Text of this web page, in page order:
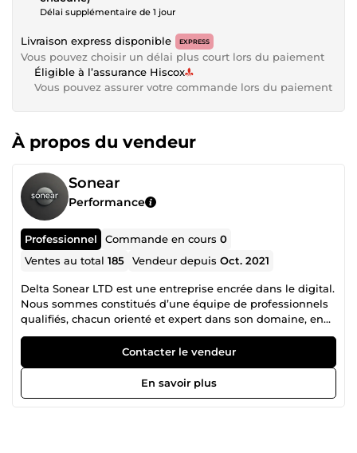
Délai supplémentaire de 1 jour
Livraison express disponible EXPRESS
Vous pouvez choisir un délai plus court lors du paiement
Éligible à l’assurance Hiscox
Vous pouvez assurer votre commande lors du paiement
À propos du vendeur
Sonear
Performance
Professionnel Commande en cours0
Ventes au total185 Vendeur depuisOct. 2021
Delta Sonear LTD est une entreprise encrée dans le digital.
Nous sommes constitués d’une équipe de professionnels
qualifiés, chacun orienté et expert dans son domaine, en
collaboration mutuelle pour un accompagnement
irréprochable dans la réalisation de vos projets. N’hésitez
donc pas à consulter la liste des différents services que
nous proposons et nous contacter pour tout autre besoin
spécifique en rapport avec nos services.
Contacter le vendeur
En savoir plus